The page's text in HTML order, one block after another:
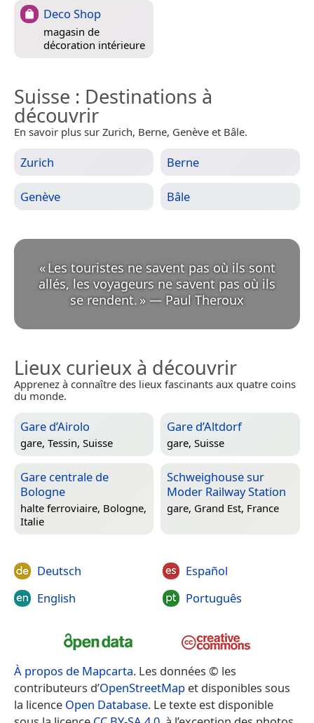
Deco Shop
magasin de
décoration intérieure
Suisse : Destinations à
découvrir
En savoir plus sur Zurich, Berne, Genève et Bâle.
Zurich Berne
Genève Bâle
«Les touristes ne savent pas où ils sont
allés, les voyageurs ne savent pas où ils
se rendent. » — Paul Theroux
Lieux curieux à découvrir
Apprenez à connaître des lieux fascinants aux quatre coins
du monde.
Gare d’Airolo
gare, Tessin, Suisse
Gare d’Altdorf
gare, Suisse
Gare centrale de
Bologne
halte ferroviaire, Bologne,
Italie
Schweighouse sur
Moder Railway Station
gare, Grand Est, France
Deutsch
English
Español
Português
À propos de Mapcarta. Les données © les
contributeurs d’OpenStreetMap et disponibles sous
la licence Open Database. Le texte est disponible